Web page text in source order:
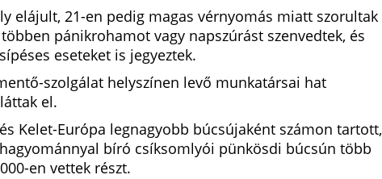
elájult, 21-en pedig magas vérnyomás miatt szorultak
pánikrohamot vagy napszúrást szenvedtek, és
eseteket is jegyeztek.
szolgálat helyszínen levő munkatársai hat
el.
Kelet-Európa legnagyobb búcsújaként számon tartott,
bíró csíksomlyói pünkösdi búcsún több
en vettek részt.